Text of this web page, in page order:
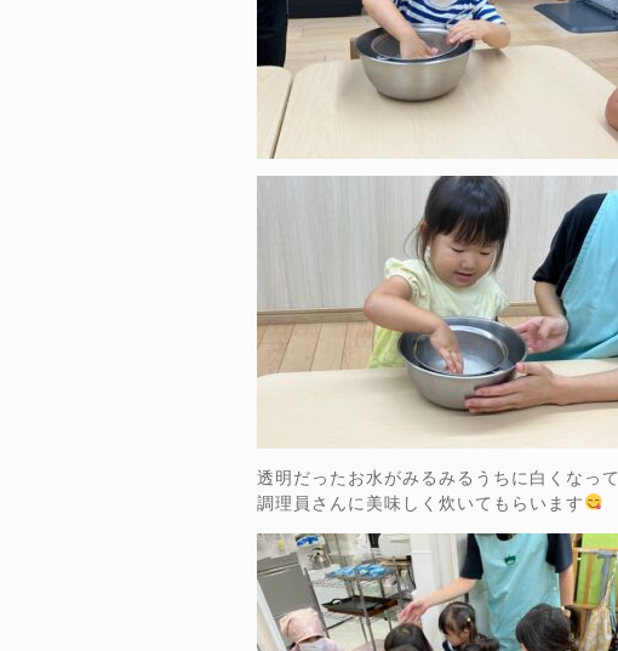
透明だったお水がみるみるうちに白くなっ
調理員さんに美味しく炊いてもらいます